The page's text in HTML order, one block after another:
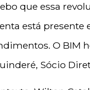
que essa
está presente
O BIM
Sócio